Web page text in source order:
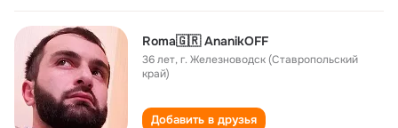
Roma🇬🇷 AnanikOFF
36 лет,г. Железноводск (Ставропольский
край)
Добавить в друзья